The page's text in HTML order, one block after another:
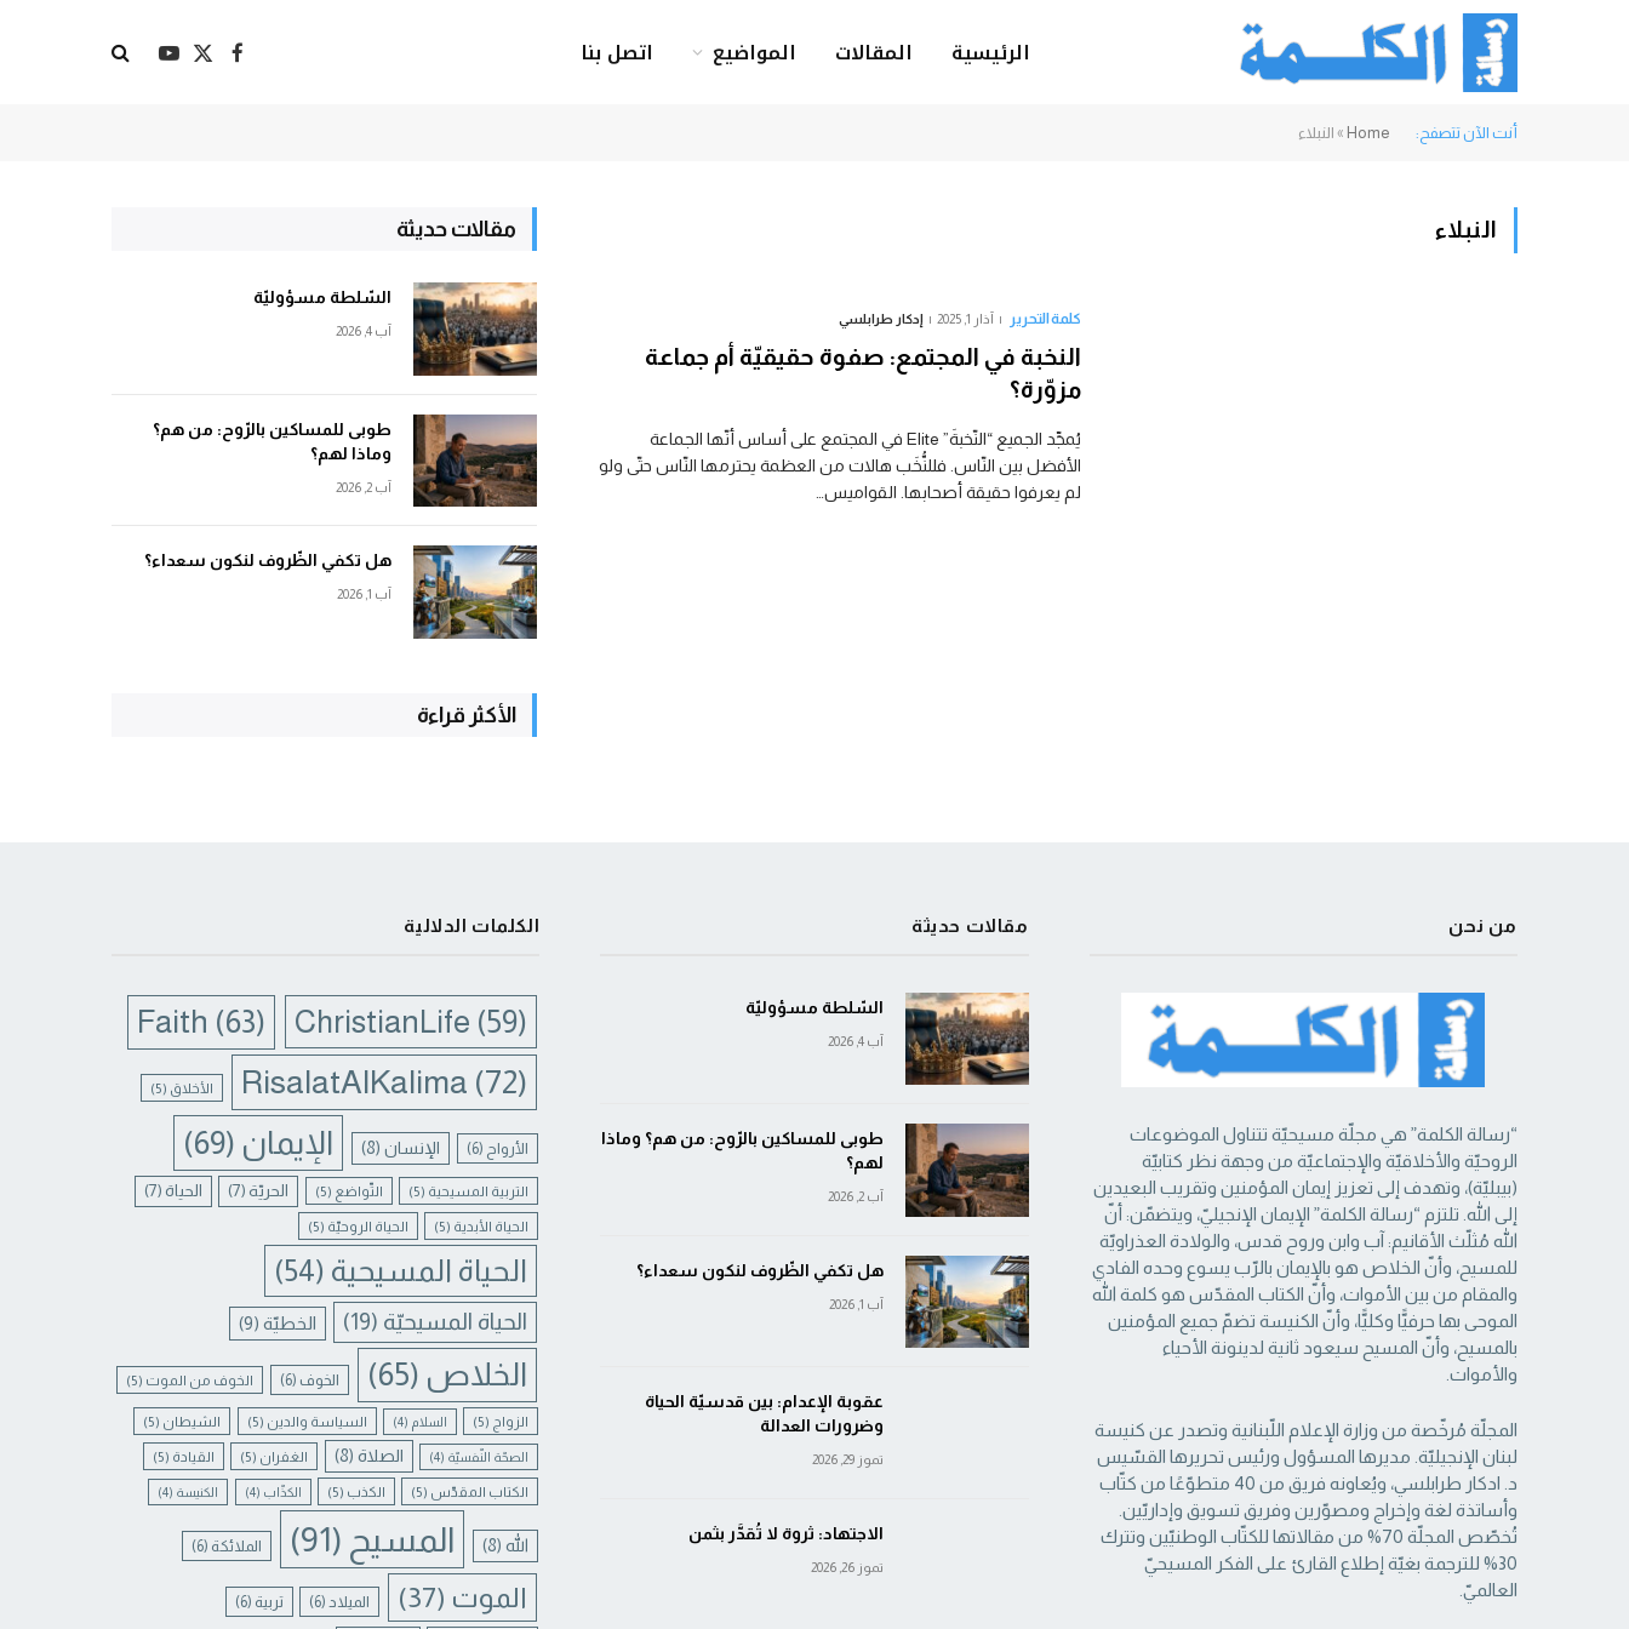
الرئيسية المقالات المواضيع اتصل بنا فيسبوك
X
يوتيوب
أنت الآن تتصفح: Home
» النبلاء
النبلاء
كلمة التحرير آذار 1, 2025 إدكار طرابلسي
النخبة في المجتمع: صفوة حقيقيّة أم جماعة
مزوّرة؟
يُمجِّد الجميع “النّخبةَ” Elite في المجتمع على أساس أنّها الجماعة
الأفضل بين النّاس. فللنُّخَب هالات من العظمة يحترمها النّاس حتّى ولو
لم يعرفوا حقيقة أصحابها. القواميس…
مقالات حديثة
السّلطة مسؤوليّة
آب 4, 2026
طوبى للمساكين بالرّوح: من هم؟
وماذا لهم؟
آب 2, 2026
هل تكفي الظّروف لنكون سعداء؟
آب 1, 2026
الأكثر قراءة
من نحن
“رسالة الكلمة” هي مجلّة مسيحيّة تتناول الموضوعات
الروحيّة والأخلاقيّة والإجتماعيّة من ‏وجهة نظر كتابيّة
(بيبليّة)، وتهدف إلى تعزيز إيمان المؤمنين وتقريب البعيدين
إلى الله. تلتزم “رسالة ‏الكلمة” الإيمان الإنجيليّ، ويتضمّن: أنّ
الله مُثلّث الأقانيم: آب وابن وروح قدس، والولادة العذراويّة
‏للمسيح، وأنّ الخلاص هو بالإيمان بالرّب يسوع وحده الفادي
والمقام من بين الأموات، وأنّ الكتاب ‏المقدّس هو كلمة الله
الموحى بها حرفيًّا وكليًّا، وأنّ الكنيسة تضمّ جميع المؤمنين
بالمسيح، وأنّ المسيح ‏سيعود ثانية لدينونة الأحياء
والأموات. ‏
المجلّة مُرخّصة من وزارة الإعلام اللّبنانية وتصدر عن كنيسة
لبنان الإنجيليّة. مديرها المسؤول ‏ورئيس تحريرها القسّيس
د. ادكار طرابلسي، ويُعاونه فريق من 40 متطوّعًا من كتّاب
وأساتذة لغة ‏وإخراج ومصوّرين وفريق تسويق وإداريّين.
تُخصّص المجلّة 70% من مقالاتها للكتّاب الوطنيّين ‏وتترك
30% للترجمة بغيّة إطلاع القارئ على الفكر المسيحيّ
العالميّ.‏
مقالات حديثة
السّلطة مسؤوليّة
آب 4, 2026
طوبى للمساكين بالرّوح: من هم؟ وماذا
لهم؟
آب 2, 2026
هل تكفي الظّروف لنكون سعداء؟
آب 1, 2026
عقوبة الإعدام: بين قدسيّة الحياة
وضرورات العدالة
تموز 29, 2026
الاجتهاد: ثروة لا تُقدَّر بثمن
تموز 26, 2026
الكلمات الدلالية
ChristianLife (59)
Faith (63)
RisalatAlKalima (72) الأخلاق (5)
الأرواح (6) الإنسان(8) الإيمان (69)
التربية المسيحية (5) التّواضع (5) الحريّة (7) الحياة (7)
الحياة الأبدية (5) الحياة الروحيّة (5)
الحياة المسيحية (54)
الحياة المسيحيّة (19) الخطيّة(9)
الخلاص (65) الخوف (6) الخوف من الموت (5)
الزواج (5) السلام (4) السياسة والدين (5) الشيطان (5)
الصحّة النّفسيّة (4) الصلاة (8) الغفران (5) القيادة (5)
الكتاب المقدّس (5) الكذب (5) الكذّاب (4) الكنيسة (4)
الله (8) المسيح (91) الملائكة (6)
الموت (37) الميلاد (6) تربية (6)